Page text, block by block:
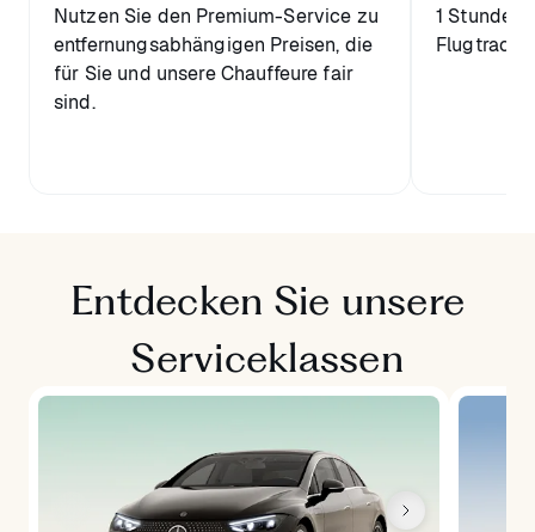
Nutzen Sie den Premium-Service zu
entfernungsabhängigen Preisen, die
für Sie und unsere Chauffeure fair
sind.
1 Stunde
Entdecken Sie unsere
Serviceklassen